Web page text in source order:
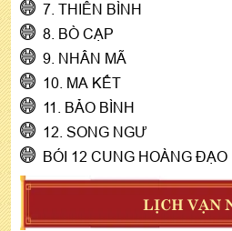
7. THIÊN BÌNH
8. BÒ CẠP
9. NHÂN MÃ
10. MA KẾT
11. BẢO BÌNH
12. SONG NGƯ
BÓI 12 CUNG HOÀNG ĐẠO
LỊCH VẠN